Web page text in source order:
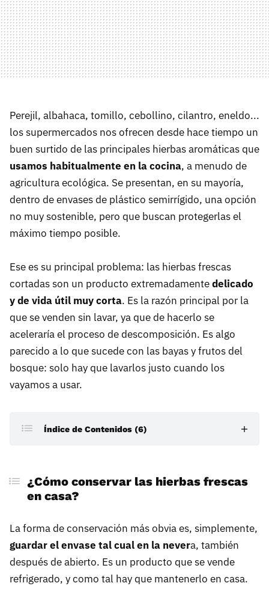
Perejil, albahaca, tomillo, cebollino, cilantro, eneldo...
los supermercados nos ofrecen desde hace tiempo un
buen surtido de las principales hierbas aromáticas que
usamos habitualmente en la cocina, a menudo de
agricultura ecológica. Se presentan, en su mayoría,
dentro de envases de plástico semirrígido, una opción
no muy sostenible, pero que buscan protegerlas el
máximo tiempo posible.
Ese es su principal problema: las hierbas frescas
cortadas son un producto extremadamentedelicado
y de vida útil muy corta. Es la razón principal por la
que se venden sin lavar, ya que de hacerlo se
aceleraría el proceso de descomposición. Es algo
parecido a lo que sucede con las bayas y frutos del
bosque: solo hay que lavarlos justo cuando los
vayamos a usar.
Índice de Contenidos (6)
Los tres mejores métodos de conservación
caseros, y un claro ganador
2. Tarro con agua cubierto con una bolsa, a
temperatura ambiente (albahaca)
3. El mejor sistema: papel de cocina húmedo
en una bolsa dentro de la nevera
¿Cómo conservar las hierbas frescas
en casa?
La forma de conservación más obvia es, simplemente,
guardar el envase tal cual en la nevera, también
después de abierto. Es un producto que se vende
refrigerado, y como tal hay que mantenerlo en casa.